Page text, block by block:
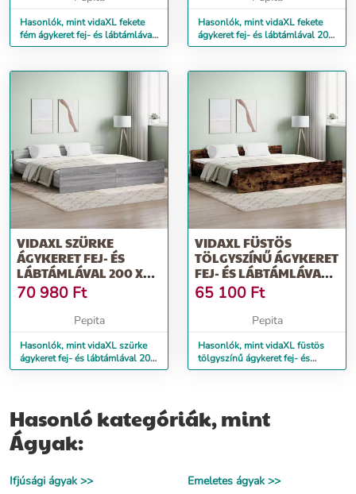
Hasonlók, mint vidaXL fekete
fém ágykeret fej- és lábtámlával
200 x 200 cm
Hasonlók, mint vidaXL fekete
ágykeret fej- és lábtámlával 200
x 200 cm
VIDAXL SZÜRKE
ÁGYKERET FEJ- ÉS
LÁBTÁMLÁVAL 200 X
200 CM
70 980 Ft
Pepita
Hasonlók, mint vidaXL szürke
ágykeret fej- és lábtámlával 200
x 200 cm
VIDAXL FÜSTÖS
TÖLGYSZÍNŰ ÁGYKERET
FEJ- ÉS LÁBTÁMLÁVAL
200 X 200 CM
65 100 Ft
Pepita
Hasonlók, mint vidaXL füstös
tölgyszínű ágykeret fej- és
lábtámlával 200 x 200 cm
Hasonló kategóriák, mint
Ágyak:
Ifjúsági ágyak >> Emeletes ágyak >>